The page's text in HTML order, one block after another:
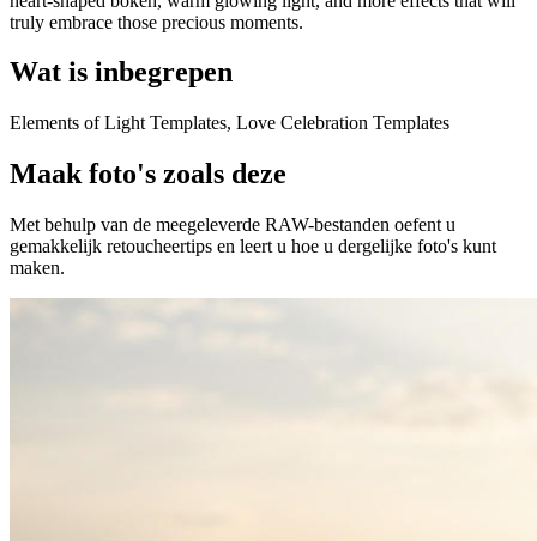
truly embrace those precious moments.
Wat is inbegrepen
Elements of Light Templates, Love Celebration Templates
Maak foto's zoals deze
Met behulp van de meegeleverde RAW-bestanden oefent u
gemakkelijk retoucheertips en leert u hoe u dergelijke foto's kunt
maken.